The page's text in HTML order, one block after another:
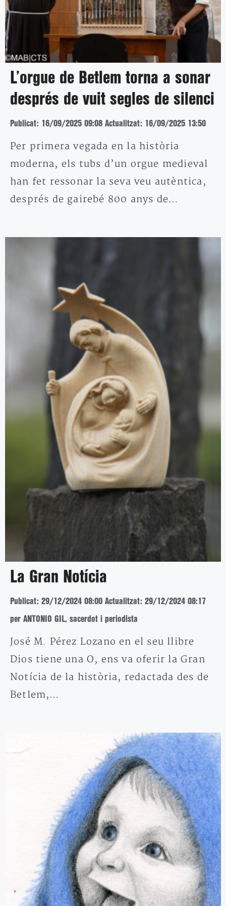
L’orgue de Betlem torna a sonar
després de vuit segles de silenci
Publicat: 16/09/2025 09:08 Actualitzat: 16/09/2025 13:50
Per primera vegada en la història
moderna, els tubs d’un orgue medieval
han fet ressonar la seva veu autèntica,
després de gairebé 800 anys de…
La Gran Notícia
Publicat: 29/12/2024 08:00 Actualitzat: 29/12/2024 08:17
per ANTONIO GIL, sacerdot i periodista
José M. Pérez Lozano en el seu llibre
Dios tiene una O, ens va oferir la Gran
Notícia de la història, redactada des de
Betlem,…